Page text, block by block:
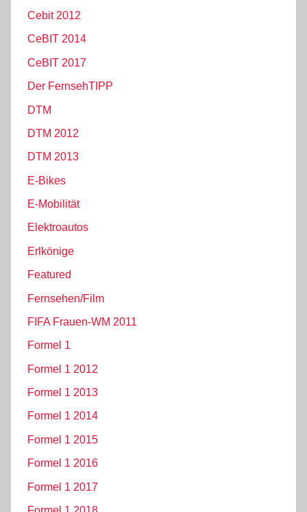
Cebit 2012
CeBIT 2014
CeBIT 2017
Der FernsehTIPP
DTM
DTM 2012
DTM 2013
E-Bikes
E-Mobilität
Elektroautos
Erlkönige
Featured
Fernsehen/Film
FIFA Frauen-WM 2011
Formel 1
Formel 1 2012
Formel 1 2013
Formel 1 2014
Formel 1 2015
Formel 1 2016
Formel 1 2017